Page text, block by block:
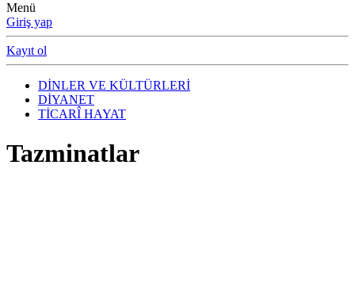
Menü
Giriş yap
Kayıt ol
DİNLER VE KÜLTÜRLERİ
DİYANET
TİCARÎ HAYAT
Tazminatlar